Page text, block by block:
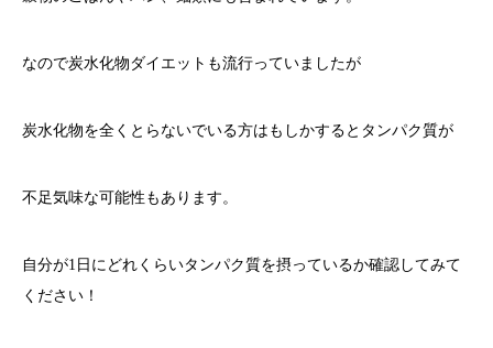
なので炭水化物ダイエットも流行っていましたが
炭水化物を全くとらないでいる方はもしかするとタンパク質が
不足気味な可能性もあります。
自分が1日にどれくらいタンパク質を摂っているか確認してみて
ください！